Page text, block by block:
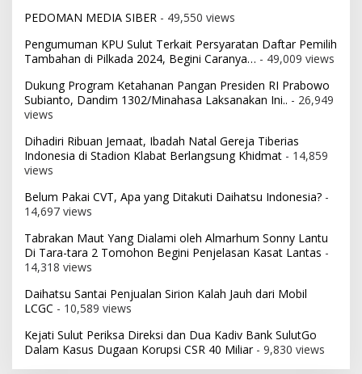
PEDOMAN MEDIA SIBER - 49,550 views
Pengumuman KPU Sulut Terkait Persyaratan Daftar Pemilih
Tambahan di Pilkada 2024, Begini Caranya… - 49,009 views
Dukung Program Ketahanan Pangan Presiden RI Prabowo
Subianto, Dandim 1302/Minahasa Laksanakan Ini.. - 26,949
views
Dihadiri Ribuan Jemaat, Ibadah Natal Gereja Tiberias
Indonesia di Stadion Klabat Berlangsung Khidmat - 14,859
views
Belum Pakai CVT, Apa yang Ditakuti Daihatsu Indonesia? -
14,697 views
Tabrakan Maut Yang Dialami oleh Almarhum Sonny Lantu
Di Tara-tara 2 Tomohon Begini Penjelasan Kasat Lantas -
14,318 views
Daihatsu Santai Penjualan Sirion Kalah Jauh dari Mobil
LCGC - 10,589 views
Kejati Sulut Periksa Direksi dan Dua Kadiv Bank SulutGo
Dalam Kasus Dugaan Korupsi CSR 40 Miliar- 9,830 views